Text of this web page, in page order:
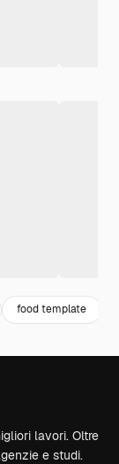
food template
lavori. Oltre
e studi.